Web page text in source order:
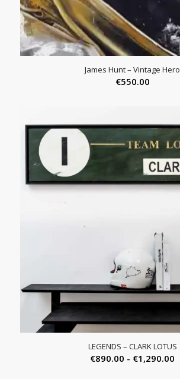
James Hunt – Vintage Hero
€550.00
LEGENDS – CLARK LOTUS
€890.00 - €1,290.00